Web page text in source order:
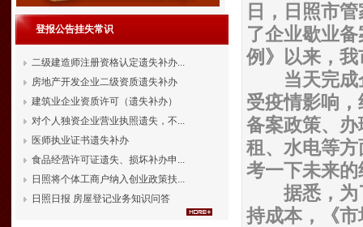
登报公告挂失常识
二级建造师注册资格认定遗失补办...
房地产开发企业二级资质遗失补办
建筑业企业资质许可（遗失补办）
对个人独资企业营业执照遗失，不...
医师执业证书遗失补办
食品经营许可证遗失、损坏补办申...
日照将个体工商户纳入创业政策扶...
日照日报 房屋登记业务知识问答
日，日照市
了企业歇业
例》以来，
当天完成企
受疫情影响
备案政策、
租、水电等
考一下未来
据悉，为了
持成本，《